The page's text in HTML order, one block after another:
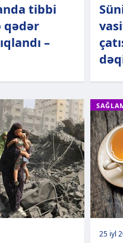
tibbi
qədər
–
25 iyl